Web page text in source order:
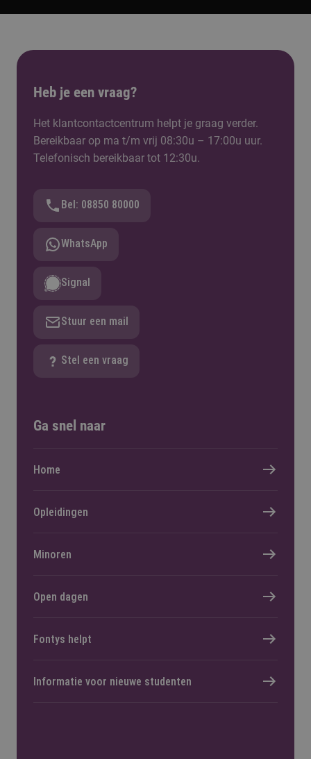
Heb je een vraag?
Het klantcontactcentrum helpt je graag verder.
Bereikbaar op ma t/m vrij 08:30u – 17:00u uur.
Telefonisch bereikbaar tot 12:30u.
Bel: 08850 80000
WhatsApp
Signal
Stuur een mail
Stel een vraag
Ga snel naar
Home
Opleidingen
Minoren
Open dagen
Fontys helpt
Informatie voor nieuwe studenten